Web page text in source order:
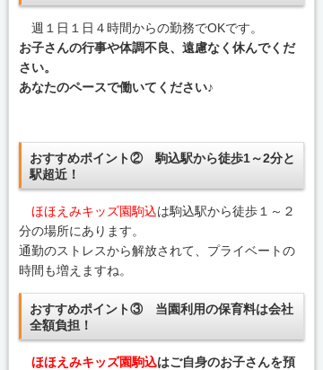
週１日１日４時間からの勤務でOKです。
お子さんの行事や体調不良、遠慮なく休んでくだ
さい。
あなたのペースで働いてください♪
おすすめポイント② 駒込駅から徒歩1～2分と
駅超近！
ほほえみキッズ園駒込は駒込駅から徒歩１～２
分の場所にあります。
通勤のストレスから解放されて、プライベートの
時間も増えますね。
おすすめポイント③ 当園利用の保育料は会社
全額負担！
ほほえみキッズ園駒込はご自身のお子さんを預